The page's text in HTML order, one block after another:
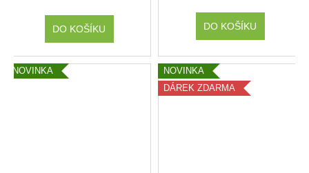
DO KOŠÍKU DO KOŠÍKU
NOVINKA
NOVINKA
DÁREK ZDARMA